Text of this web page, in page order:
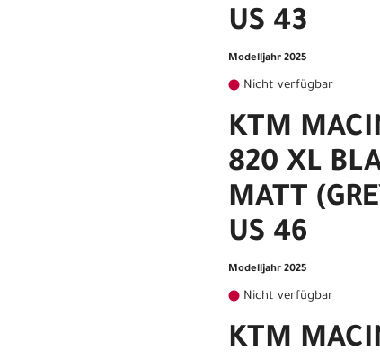
US 43
Modelljahr 2025
Nicht verfügbar
KTM
820 XL
MATT
US 46
Modelljahr 2025
Nicht verfügbar
KTM